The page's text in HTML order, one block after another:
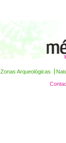
Zonas Arqueológicas